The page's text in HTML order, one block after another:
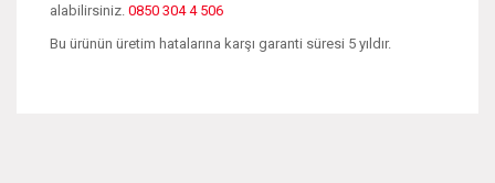
alabilirsiniz. 0850 304 4 506
Bu ürünün üretim hatalarına karşı garanti süresi 5 yıldır.